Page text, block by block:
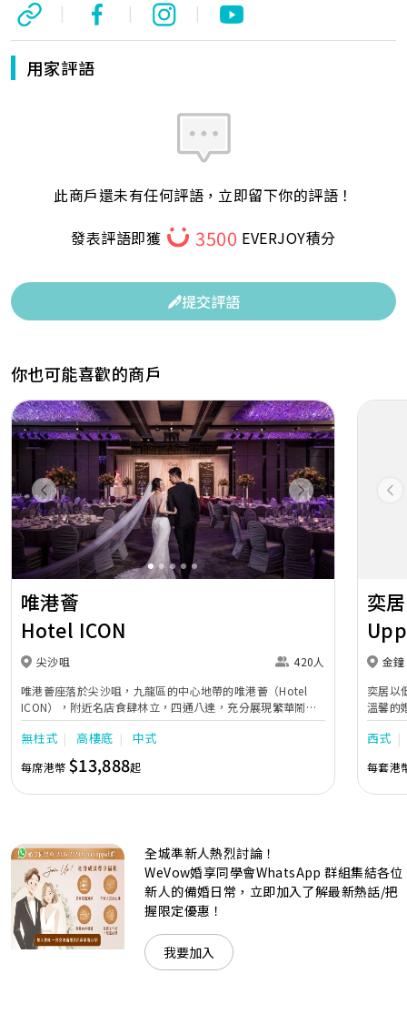
| | |
用家評語
此商戶還未有任何評語，立即留下你的評語！
發表評語即獲
3500 EVERJOY積分
提交評語
你也可能喜歡的商戶
Previous Next
唯港薈
Hotel ICON
尖沙咀
420人
唯港薈座落於尖沙咀，九龍區的中心地帶的唯港薈（Hotel
ICON），附近名店食肆林立，四通八達，充分展現繁華鬧巿
中的活力個性，成為一眾準新人舉辦婚宴的熱門之選。專業團
隊由策劃統籌至所有婚宴每個細節，唯港薈都力臻完美，保證
讓您留下獨特的醉人回憶。 擁有時尚高樓頂的Silverbox宴會
廳，配置了全套先進的視聽影音及燈光設備配套，並採用極富
現代時尚感的水晶玻璃燈，演繹出與別不同的經典神韻。不論
準新人的個性及預算﹔保證為您打造夢寐以求的特別日子，令
賓客永誌難忘！
無柱式 高樓底 中式
每席港幣 $13,888起
奕居
金鐘
奕居以
溫馨的
團隊會
西式
每套港
全城準新人熱烈討論！
WeVow婚享同學會WhatsApp 群組集結各位
新人的備婚日常，立即加入了解最新熱話/把
握限定優惠！
我要加入